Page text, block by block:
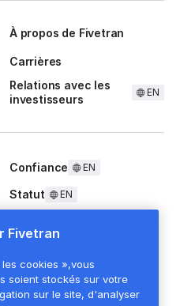
À propos de Fivetran
Carrières
Relations avec les
investisseurs
EN
Confiance EN
Statut EN
Fivetran
cookies »,vous
soient stockés sur votre
sur le site, d'analyser